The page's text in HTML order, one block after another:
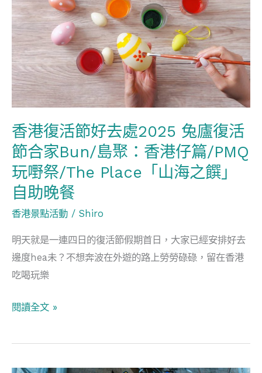
香港復活節好去處2025 兔廬復活
節合家Bun/島聚：香港仔篇/PMQ
玩嘢祭/The Place「山海之饌」
自助晚餐
香港景點活動 / Shiro
明天就是一連四日的復活節假期首日，大家已經安排好去
邊度hea未？不想奔波在外遊的路上勞勞碌碌，留在香港
吃喝玩樂
活
節
好
去
處
2025
廬
復
活
節
合
家
Bun/
島
聚：
港
篇/PMQ
閱讀全文 »